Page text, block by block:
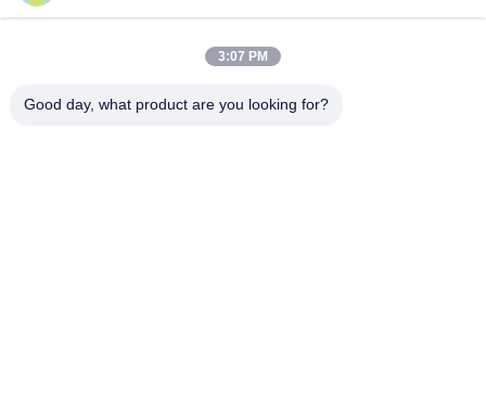
ঠিকানা
3:07 PM
Good day, what product are you looking for?